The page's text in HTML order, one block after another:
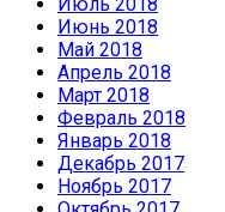
Июнь 2018
Май 2018
Апрель 2018
Март 2018
Февраль 2018
Январь 2018
Декабрь 2017
Ноябрь 2017